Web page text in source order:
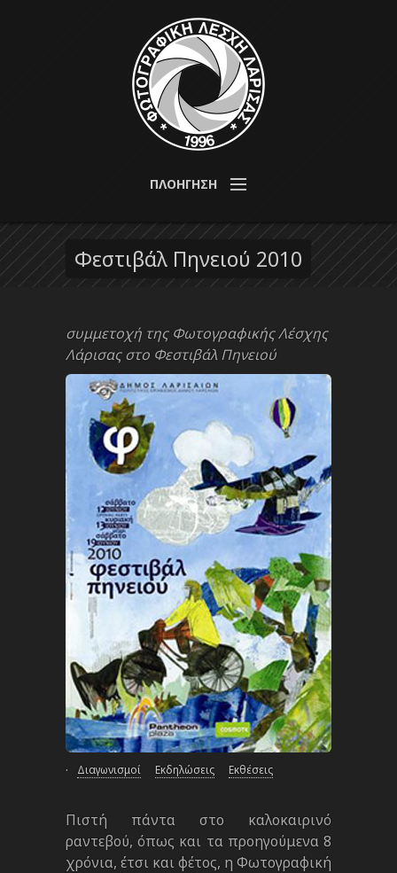
Φωτογραφική
Λέσχη
Λάρισας
μελέτη,
και διάδοση
της
φωτογραφίας
ΠΛΟΗΓΗΣΗ
Φεστιβάλ Πηνειού 2010
συμμετοχή της Φωτογραφικής Λέσχης
Λάρισας στο Φεστιβάλ Πηνειού
· Διαγωνισμοί Εκδηλώσεις Εκθέσεις
Πιστή πάντα στο καλοκαιρινό
ραντεβού, όπως και τα προηγούμενα 8
χρόνια, έτσι και φέτος, η Φωτογραφική